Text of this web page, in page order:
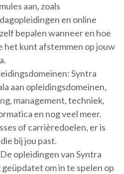
aan, zoals
en online
bepalen wanneer en hoe
het kunt afstemmen op jouw
Syntra
aan opleidingsdomeinen,
management, techniek,
en nog veel meer.
of carrièredoelen, er is
bij jou past.
opleidingen van Syntra
om in te spelen op